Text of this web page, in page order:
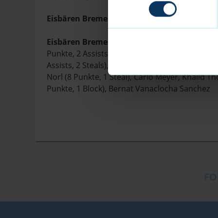
Eisbären Bremerhaven – Tigers Tübingen
Eisbären Bremerhaven:
Punkte, 2 Assists, 1 Steal), Adrian Breitlauch
Assists, 2 Steals), Matt Freeman (8 Punkte),
Norl (8 Punkte, 1 Steal), Carlo Meyer, Khalid
Punkte, 1 Block), Bernat Vanaclocha Sanchez